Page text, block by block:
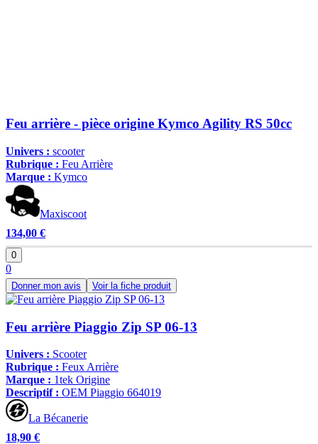
Feu arrière - pièce origine Kymco Agility RS 50cc
Univers : scooter
Rubrique : Feu Arrière
Marque : Kymco
Maxiscoot
134,00 €
0
0
Donner mon avis Voir la fiche produit
Feu arrière Piaggio Zip SP 06-13
Univers : Scooter
Rubrique : Feux Arrière
Marque : 1tek Origine
Descriptif : OEM Piaggio 664019
La Bécanerie
18,90 €